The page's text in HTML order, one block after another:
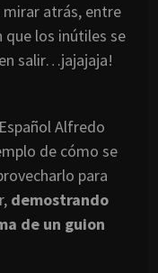
mirar atrás, entre
que los inútiles se
salir…jajajaja!
Alfredo
de cómo se
para
demostrando
de un guion